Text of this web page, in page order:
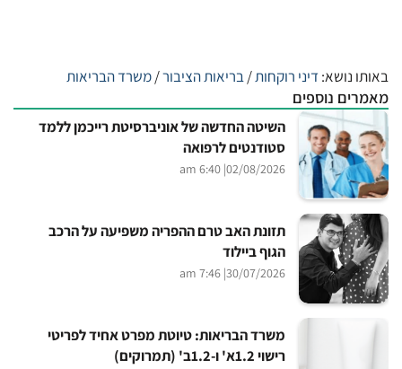
באותו נושא:דיני רוקחות/בריאות הציבור/משרד הבריאות
מאמרים נוספים
השיטה החדשה של אוניברסיטת רייכמן ללמד
סטודנטים לרפואה
02/08/2026
| 6:40 am
תזונת האב טרם ההפריה משפיעה על הרכב
הגוף ביילוד
30/07/2026
| 7:46 am
משרד הבריאות: טיוטת מפרט אחיד לפריטי
רישוי 1.2א' ו-1.2ב' (תמרוקים)